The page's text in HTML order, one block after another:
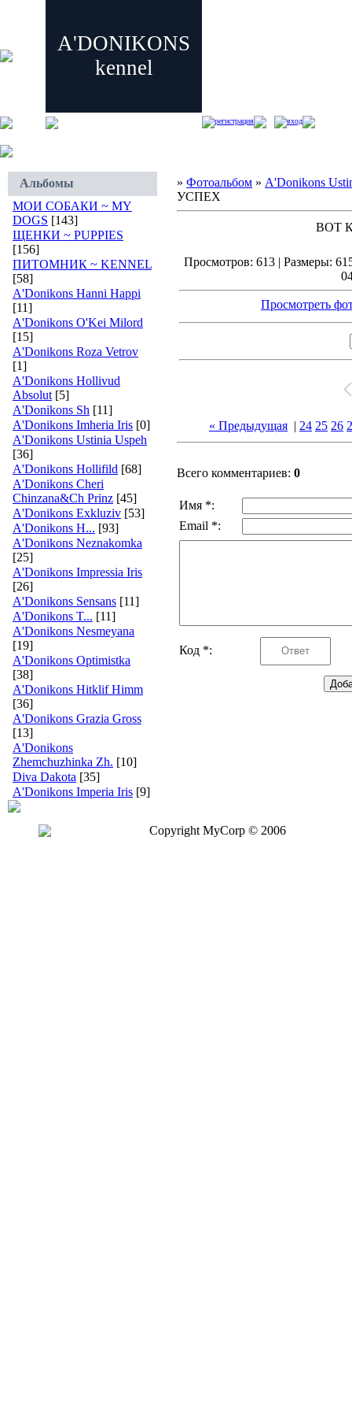
A'DONIKONS
kennel
регистрация вход
Альбомы
МОИ СОБАКИ ~ MY
DOGS [143]
ЩЕНКИ ~ PUPPIES
[156]
ПИТОМНИК ~ KENNEL
[58]
A'Donikons Hanni Happi
[11]
A'Donikons O'Kei Milord
[15]
A'Donikons Roza Vetrov
[1]
A'Donikons Hollivud
Absolut [5]
A'Donikons Sh [11]
A'Donikons Imheria Iris [0]
A'Donikons Ustinia Uspeh
[36]
A'Donikons Hollifild [68]
A'Donikons Cheri
Chinzana&Ch Prinz [45]
A'Donikons Exkluziv [53]
A'Donikons H... [93]
A'Donikons Neznakomka
[25]
A'Donikons Impressia Iris
[26]
A'Donikons Sensans [11]
A'Donikons T... [11]
A'Donikons Nesmeyana
[19]
A'Donikons Optimistka
[38]
A'Donikons Hitklif Himm
[36]
A'Donikons Grazia Gross
[13]
A'Donikons
Zhemchuzhinka Zh. [10]
Diva Dakota [35]
A'Donikons Imperia Iris [9]
» Фотоальбом » A'Donikons
УСПЕХ
ВОТ
Просмотров: 613 | Размеры:
Просмотреть
« Предыдущая | 24 25 26
Всего комментариев: 0
Имя *:
Email *:
Код *:
Copyright MyCorp © 2006